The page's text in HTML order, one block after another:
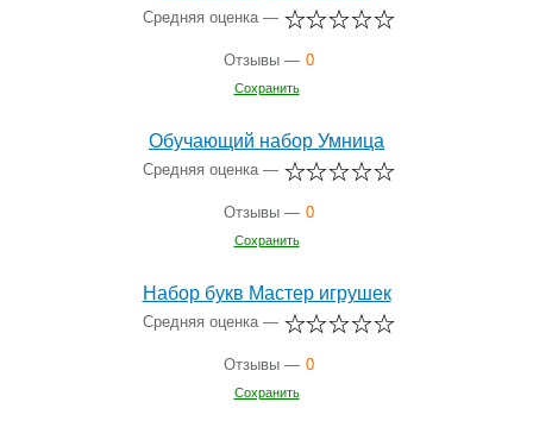
Средняя оценка —
Отзывы — 0
Сохранить
Обучающий набор Умница
Средняя оценка —
Отзывы — 0
Сохранить
Набор букв Мастер игрушек
Средняя оценка —
Отзывы — 0
Сохранить